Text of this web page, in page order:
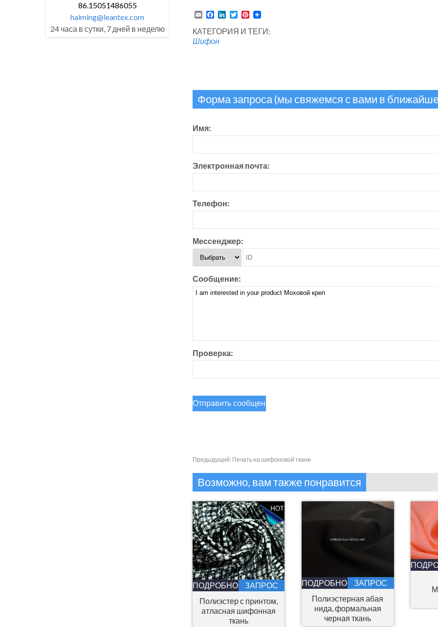
EmailFacebook
LinkedIn
TwitterPinterest
КАТЕГОРИЯ И ТЕГИ:
Шифон
Форма запроса (мы свяжемся с вами в
Имя:
Электронная почта:
Телефон:
Мессенджер:
Сообщение:
Проверка:
Предыдущий: Печать на шифоновой ткани
Возможно, вам также понравится
ПОДРОБНОСТИЗАПРОС
Полиэстер с принтом,
атласная шифонная
ткань
ПОДРОБНОСТИЗАПРОС
Полиэстерная абая
нида, формальная
черная ткань
86.15051486055
haiming@leantex.com
24 часа в сутки, 7 дней в неделю